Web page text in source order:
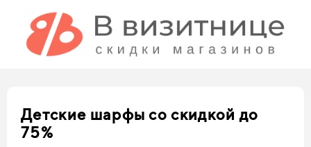
Детские шарфы со скидкой до
75%